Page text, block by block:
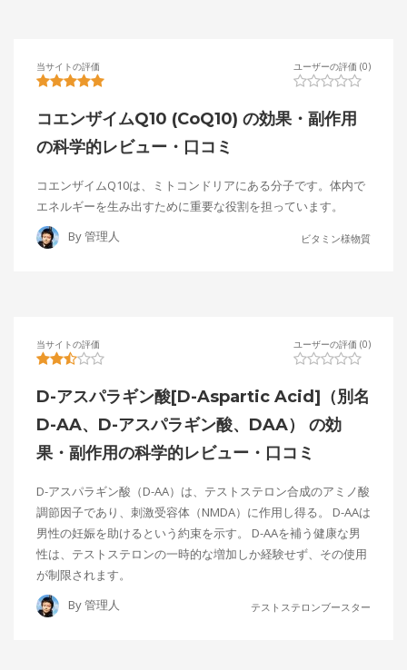
当サイトの評価 ユーザーの評価 (0)
コエンザイムQ10 (CoQ10) の効果・副作用
の科学的レビュー・口コミ
コエンザイムQ10は、ミトコンドリアにある分子です。体内で
エネルギーを生み出すために重要な役割を担っています。
By管理人 ビタミン様物質
当サイトの評価 ユーザーの評価 (0)
D-アスパラギン酸[D-Aspartic Acid]（別名
D-AA、D-アスパラギン酸、DAA） の効
果・副作用の科学的レビュー・口コミ
D-アスパラギン酸（D-AA）は、テストステロン合成のアミノ酸
調節因子であり、刺激受容体（NMDA）に作用し得る。 D-AAは
男性の妊娠を助けるという約束を示す。 D-AAを補う健康な男
性は、テストステロンの一時的な増加しか経験せず、その使用
が制限されます。
By管理人 テストステロンブースター